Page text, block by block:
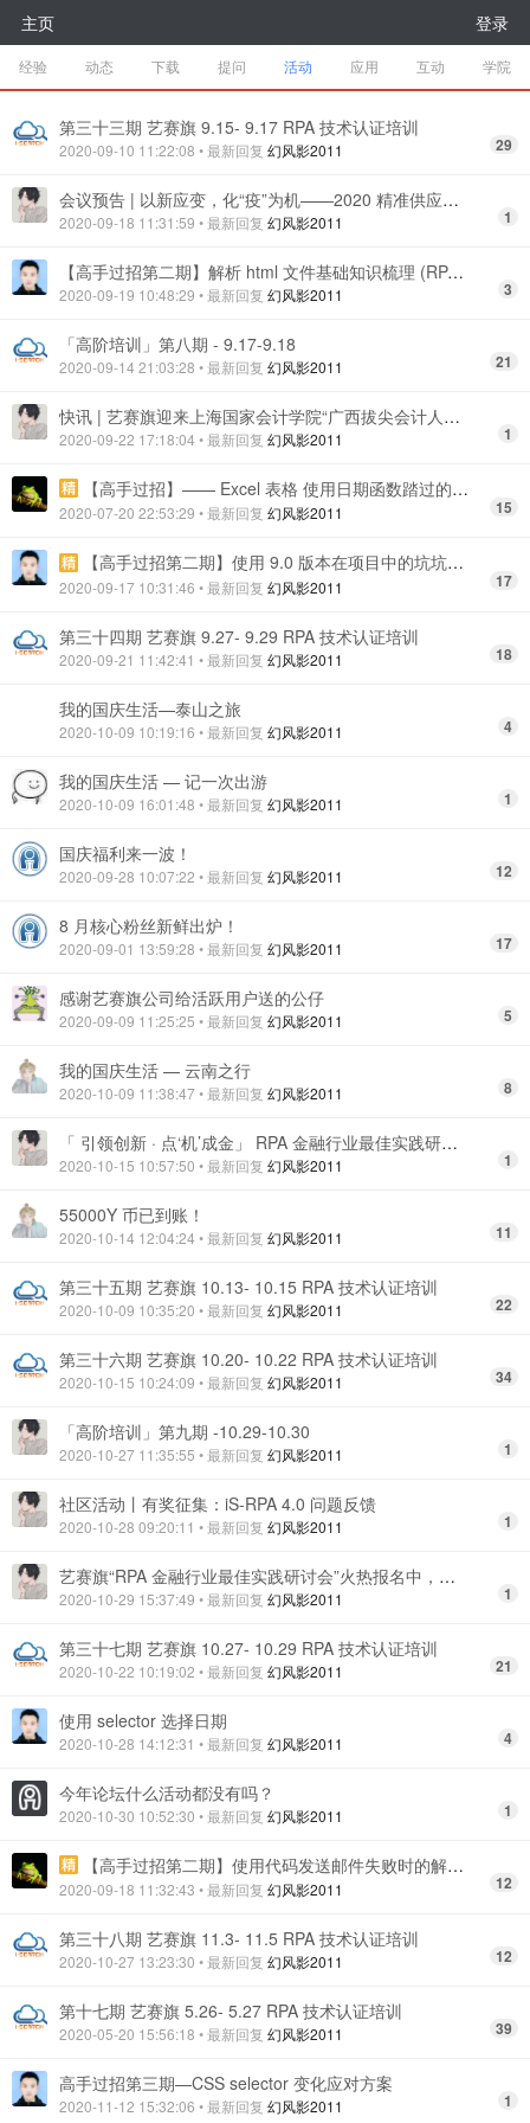
主页 登录
经验 动态 下载 提问 活动 应用 互动 学院
第三十三期 艺赛旗 9.15- 9.17 RPA 技术认证培训
2020-09-10 11:22:08 • 最新回复 幻风影2011 29
会议预告 | 以新应变，化“疫”为机——2020 精准供应链峰会
2020-09-18 11:31:59 • 最新回复 幻风影2011 1
【高手过招第二期】解析 html 文件基础知识梳理 (RPA 内置 lxml)
2020-09-19 10:48:29 • 最新回复 幻风影2011 3
「高阶培训」第八期 - 9.17-9.18
2020-09-14 21:03:28 • 最新回复 幻风影2011 21
快讯 | 艺赛旗迎来上海国家会计学院“广西拔尖会计人才班”学员参观
2020-09-22 17:18:04 • 最新回复 幻风影2011 1
【高手过招】—— Excel 表格 使用日期函数踏过的一个坑
2020-07-20 22:53:29 • 最新回复 幻风影2011 15
【高手过招第二期】使用 9.0 版本在项目中的坑坑洼洼汇总合集！
2020-09-17 10:31:46 • 最新回复 幻风影2011 17
第三十四期 艺赛旗 9.27- 9.29 RPA 技术认证培训
2020-09-21 11:42:41 • 最新回复 幻风影2011 18
我的国庆生活—泰山之旅
2020-10-09 10:19:16 • 最新回复 幻风影2011 4
我的国庆生活 — 记一次出游
2020-10-09 16:01:48 • 最新回复 幻风影2011 1
国庆福利来一波！
2020-09-28 10:07:22 • 最新回复 幻风影2011 12
8 月核心粉丝新鲜出炉！
2020-09-01 13:59:28 • 最新回复 幻风影2011 17
感谢艺赛旗公司给活跃用户送的公仔
2020-09-09 11:25:25 • 最新回复 幻风影2011 5
我的国庆生活 — 云南之行
2020-10-09 11:38:47 • 最新回复 幻风影2011 8
「 引领创新 · 点‘机’成金」 RPA 金融行业最佳实践研讨会开启报名！
2020-10-15 10:57:50 • 最新回复 幻风影2011 1
55000Y 币已到账！
2020-10-14 12:04:24 • 最新回复 幻风影2011 11
第三十五期 艺赛旗 10.13- 10.15 RPA 技术认证培训
2020-10-09 10:35:20 • 最新回复 幻风影2011 22
第三十六期 艺赛旗 10.20- 10.22 RPA 技术认证培训
2020-10-15 10:24:09 • 最新回复 幻风影2011 34
「高阶培训」第九期 -10.29-10.30
2020-10-27 11:35:55 • 最新回复 幻风影2011 1
社区活动丨有奖征集：iS-RPA 4.0 问题反馈
2020-10-28 09:20:11 • 最新回复 幻风影2011 1
艺赛旗“RPA 金融行业最佳实践研讨会”火热报名中，诚邀您的参加！
2020-10-29 15:37:49 • 最新回复 幻风影2011 1
第三十七期 艺赛旗 10.27- 10.29 RPA 技术认证培训
2020-10-22 10:19:02 • 最新回复 幻风影2011 21
使用 selector 选择日期
2020-10-28 14:12:31 • 最新回复 幻风影2011 4
今年论坛什么活动都没有吗？
2020-10-30 10:52:30 • 最新回复 幻风影2011 1
【高手过招第二期】使用代码发送邮件失败时的解决思路
2020-09-18 11:32:43 • 最新回复 幻风影2011 12
第三十八期 艺赛旗 11.3- 11.5 RPA 技术认证培训
2020-10-27 13:23:30 • 最新回复 幻风影2011 12
第十七期 艺赛旗 5.26- 5.27 RPA 技术认证培训
2020-05-20 15:56:18 • 最新回复 幻风影2011 39
高手过招第三期—CSS selector 变化应对方案
2020-11-12 15:32:06 • 最新回复 幻风影2011 1